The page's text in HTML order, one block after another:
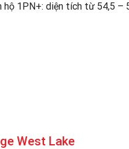
1PN+: diện tích từ 54,5 –
West Lake